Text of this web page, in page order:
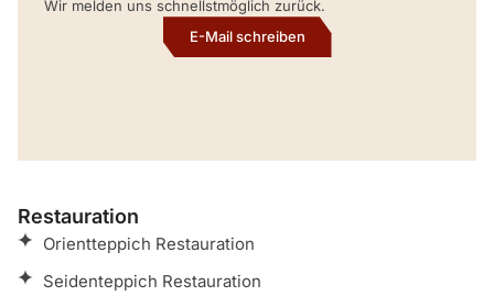
Wir melden uns schnellstmöglich zurück.
E-Mail schreiben
Restauration
Orientteppich Restauration
Seidenteppich Restauration